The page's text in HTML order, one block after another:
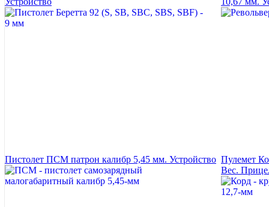
Пистолет ПСМ патрон калибр 5,45 мм. Устройство Пулемет
Вес.